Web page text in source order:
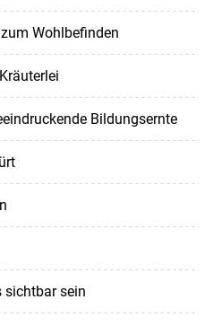
Wohlbefinden
Bildungsernte
sichtbar sein